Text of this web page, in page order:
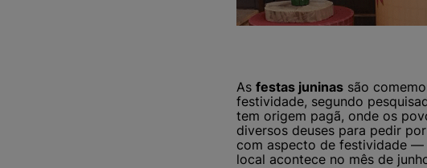
As festas juninas são
festividade, segundo
tem origem pagã, onde os
diversos deuses para pedir
com aspecto de festividade —
local acontece no mês de